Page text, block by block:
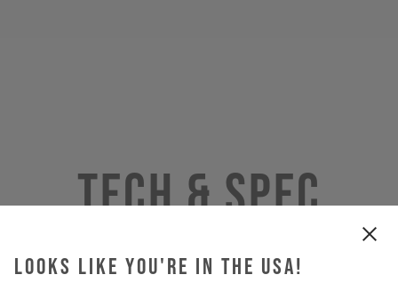
Looks like you're in the USA!
Tech & Spec